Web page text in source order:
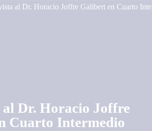
Dr. Horacio Joffre
Cuarto Intermedio